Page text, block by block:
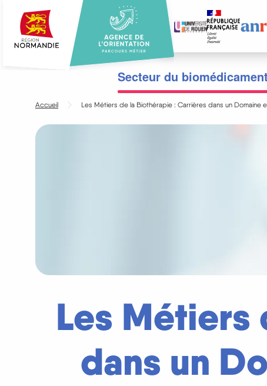
contenu
principal
Menu
principal
Secteur du biomédicament
Accueil Les Métiers de la Biothérapie : Carrières dans un Domaine
Les Métiers
dans un